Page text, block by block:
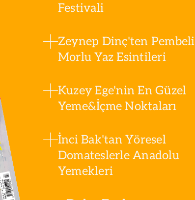
Festivali
Zeynep Dinç'ten Pembeli
Morlu Yaz Esintileri
Kuzey Ege'nin En Güzel
Yeme&İçme Noktaları
İnci Bak'tan Yöresel
Domateslerle Anadolu
Yemekleri